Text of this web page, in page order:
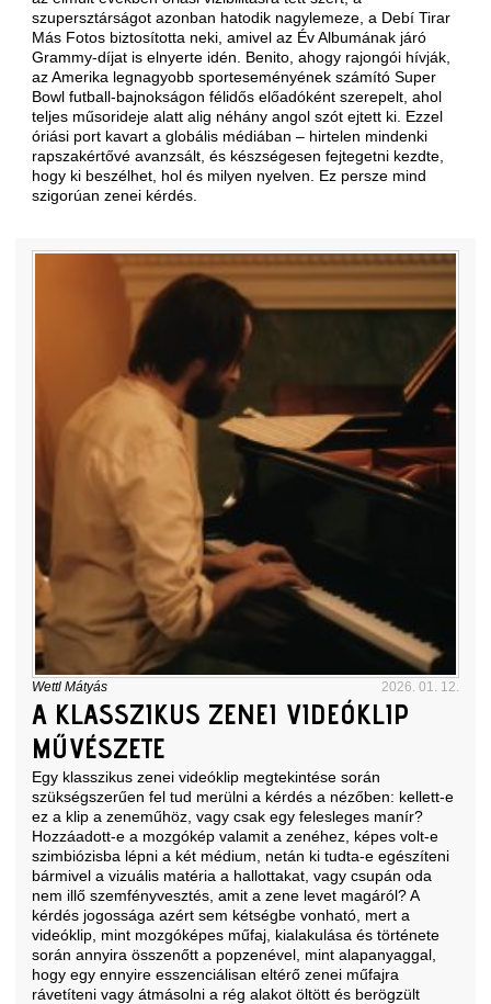
szupersztárságot azonban hatodik nagylemeze, a Debí Tirar
Más Fotos biztosította neki, amivel az Év Albumának járó
Grammy-díjat is elnyerte idén. Benito, ahogy rajongói hívják,
az Amerika legnagyobb sporteseményének számító Super
Bowl futball-bajnokságon félidős előadóként szerepelt, ahol
teljes műsorideje alatt alig néhány angol szót ejtett ki. Ezzel
óriási port kavart a globális médiában – hirtelen mindenki
rapszakértővé avanzsált, és készségesen fejtegetni kezdte,
hogy ki beszélhet, hol és milyen nyelven. Ez persze mind
szigorúan zenei kérdés.
Wettl Mátyás 2026. 01. 12.
A KLASSZIKUS ZENEI VIDEÓKLIP
MŰVÉSZETE
Egy klasszikus zenei videóklip megtekintése során
szükségszerűen fel tud merülni a kérdés a nézőben: kellett-e
ez a klip a zeneműhöz, vagy csak egy felesleges manír?
Hozzáadott-e a mozgókép valamit a zenéhez, képes volt-e
szimbiózisba lépni a két médium, netán ki tudta-e egészíteni
bármivel a vizuális matéria a hallottakat, vagy csupán oda
nem illő szemfényvesztés, amit a zene levet magáról? A
kérdés jogossága azért sem kétségbe vonható, mert a
videóklip, mint mozgóképes műfaj, kialakulása és története
során annyira összenőtt a popzenével, mint alapanyaggal,
hogy egy ennyire esszenciálisan eltérő zenei műfajra
rávetíteni vagy átmásolni a rég alakot öltött és berögzült